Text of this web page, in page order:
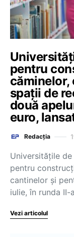
pentru
căminelor,
spații de
două
euro,
Redacția
Universitățile
pentru
cantinelor și
iulie, în runda
Vezi articolul